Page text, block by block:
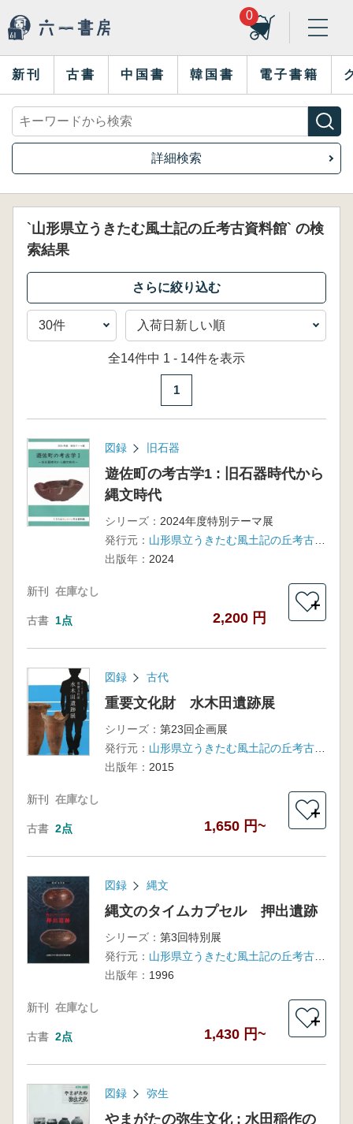
0
新刊 古書 中国書 韓国書 電子書籍
詳細検索
`山形県立うきたむ風土記の丘考古資料館` の検
索結果
全14件中 1 - 14件を表示
1
図録 旧石器
遊佐町の考古学1 : 旧石器時代から
縄文時代
シリーズ： 2024年度特別テーマ展
発行元：
山形県立うきたむ風土記の丘考古資料館
出版年： 2024
新刊 在庫なし
古書 1点 2,200 円
＋
図録 古代
重要文化財 水木田遺跡展
シリーズ： 第23回企画展
発行元：
山形県立うきたむ風土記の丘考古資料館
出版年： 2015
新刊 在庫なし
古書 2点 1,650 円~
＋
図録 縄文
縄文のタイムカプセル 押出遺跡
シリーズ： 第3回特別展
発行元：
山形県立うきたむ風土記の丘考古資料館
出版年： 1996
新刊 在庫なし
古書 2点 1,430 円~
＋
図録 弥生
やまがたの弥生文化 : 水田稲作の